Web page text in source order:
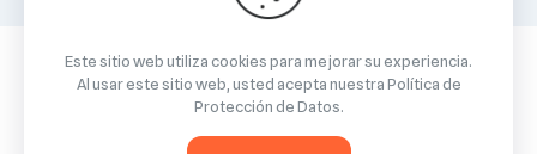
Powered by
WordPress
Este sitio web utiliza cookies para mejorar su experiencia.
Al usar este sitio web, usted acepta nuestraPolítica de
Protección de Datos.